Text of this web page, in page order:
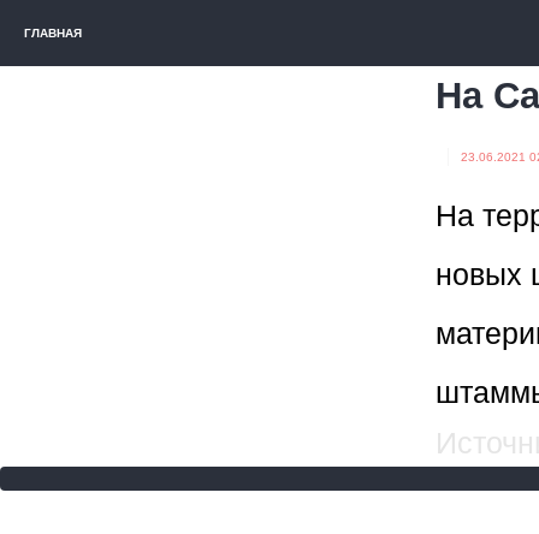
ГЛАВНАЯ
На
23.06.2021
На
новых